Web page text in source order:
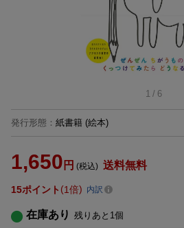
1 / 6
発行形態 ： 紙書籍 (絵本)
1,650 円 (税込) 送料無料
15ポイント 1倍 内訳
在庫あり 残りあと 1個